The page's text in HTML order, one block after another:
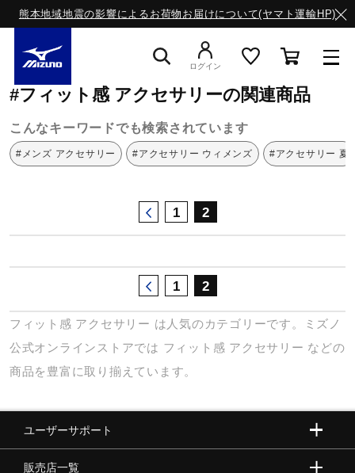
熊本地域地震の影響によるお荷物お届けについて(ヤマト運輸HP)
ライフスタイルウエア
サッカー／フットサル
トレーニング
ゴルフ
ログイン
ミズノ公式オンライン アクセサリー
#フィット感 アクセサリーの関連商品
こんなキーワードでも検索されています
#メンズ アクセサリー #アクセサリー ウィメンズ #アクセサリー 夏
1 2
1 2
フィット感 アクセサリー は人気のカテゴリーです。ミズノ
公式オンラインストアでは フィット感 アクセサリー などの
商品を豊富に取り揃えています。
ユーザーサポート
販売店一覧